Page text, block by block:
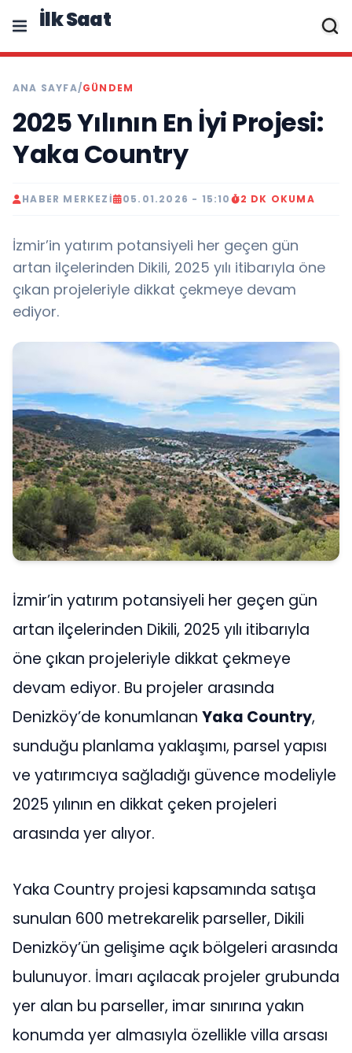
İlk Saat
ANA SAYFA/GÜNDEM
2025 Yılının En İyi Projesi:
Yaka Country
HABER MERKEZI 05.01.2026 - 15:10 2 DK OKUMA
İzmir’in yatırım potansiyeli her geçen gün
artan ilçelerinden Dikili, 2025 yılı itibarıyla öne
çıkan projeleriyle dikkat çekmeye devam
ediyor.
İzmir’in yatırım potansiyeli her geçen gün
artan ilçelerinden Dikili, 2025 yılı itibarıyla
öne çıkan projeleriyle dikkat çekmeye
devam ediyor. Bu projeler arasında
Denizköy’de konumlanan Yaka Country,
sunduğu planlama yaklaşımı, parsel yapısı
ve yatırımcıya sağladığı güvence modeliyle
2025 yılının en dikkat çeken projeleri
arasında yer alıyor.
Yaka Country projesi kapsamında satışa
sunulan 600 metrekarelik parseller, Dikili
Denizköy’ün gelişime açık bölgeleri arasında
bulunuyor. İmarı açılacak projeler grubunda
yer alan bu parseller, imar sınırına yakın
konumda yer almasıyla özellikle villa arsası